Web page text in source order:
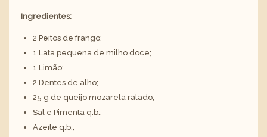
Ingredientes:
2 Peitos de frango;
1 Lata pequena de milho doce;
1 Limão;
2 Dentes de alho;
25 g de queijo mozarela ralado;
Sal e Pimenta q.b.;
Azeite q.b.;